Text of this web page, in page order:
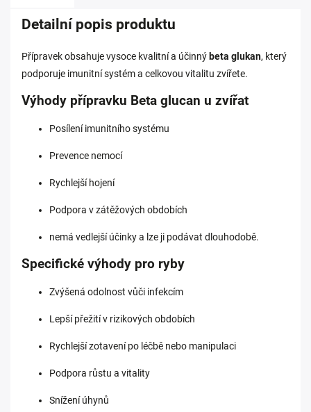
Detailní popis produktu
Přípravek obsahuje vysoce kvalitní a účinný beta glukan, který
podporuje imunitní systém a celkovou vitalitu zvířete.
Výhody přípravku Beta glucan u zvířat
Posílení imunitního systému
Prevence nemocí
Rychlejší hojení
Podpora v zátěžových obdobích
nemá vedlejší účinky a lze ji podávat dlouhodobě.
Specifické výhody pro ryby
Zvýšená odolnost vůči infekcím
Lepší přežití v rizikových obdobích
Rychlejší zotavení po léčbě nebo manipulaci
Podpora růstu a vitality
Snížení úhynů